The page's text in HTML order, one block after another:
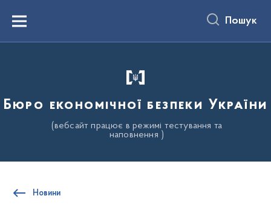
вмістуMenu Пошук
Бюро економічної безпеки України
(вебсайт працює в режимі тестування та
наповнення )
Новини